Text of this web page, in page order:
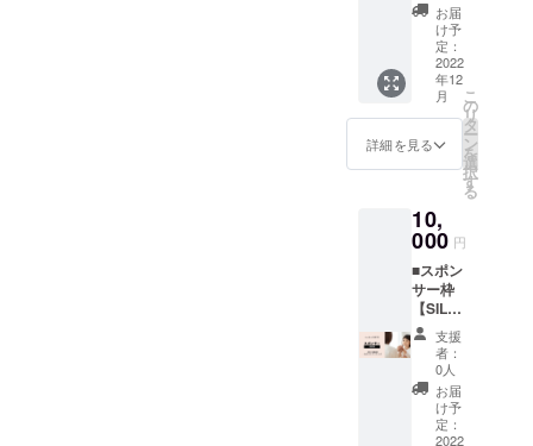
農業体
験(野菜
作り、
花苗作
り、苔
玉作り)
○リンパ
マッ
し体験
などを
現在企
画して
おりま
す。 ※
詳細に
つきま
しては
別途ご
支援者
にご連
ます。
・初回
お悩み
相談カ
ウンセ
リング
・1か月
間施設
利用チ
ケット
家たち
のサ
ポート
を受け
たりイ
ベント
参加が
できま
す：週
に1回目
安） ※
ご相
お届
け予
定：
2022
年12
月
詳細を見る
こ
の
リ
タ
ー
ン
を
選
択
す
る
10,
000 円
■スポン
サー枠
【SILVE
R】 私
たちの
活動を
応援い
ただけ
る方か
らのご
支援
者：
0人
お届
け予
定：
2022